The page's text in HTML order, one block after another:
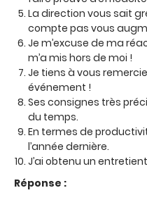
La direction vous sait
compte pas vous
Je m’excuse de ma
m’a mis hors de moi !
Je tiens à vous
événement !
Ses consignes très
du temps.
En termes de
l’année dernière.
J’ai obtenu un
Réponse :